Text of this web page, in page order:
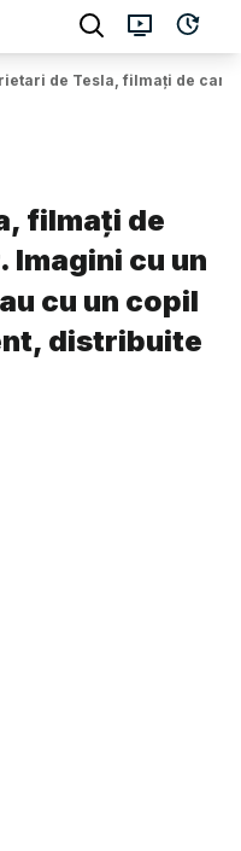
de Tesla, filmați de
filmați de
Imagini cu un
cu un copil
distribuite